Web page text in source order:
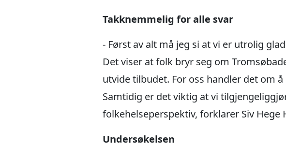
Takknemmelig for alle svar
- Først av alt må jeg si at vi er utrolig
Det viser at folk bryr seg om
utvide tilbudet. For oss handler det om
Samtidig er det viktig at vi
folkehelseperspektiv, forklarer Siv Hege
Undersøkelsen